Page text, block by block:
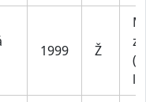
1999 Ž